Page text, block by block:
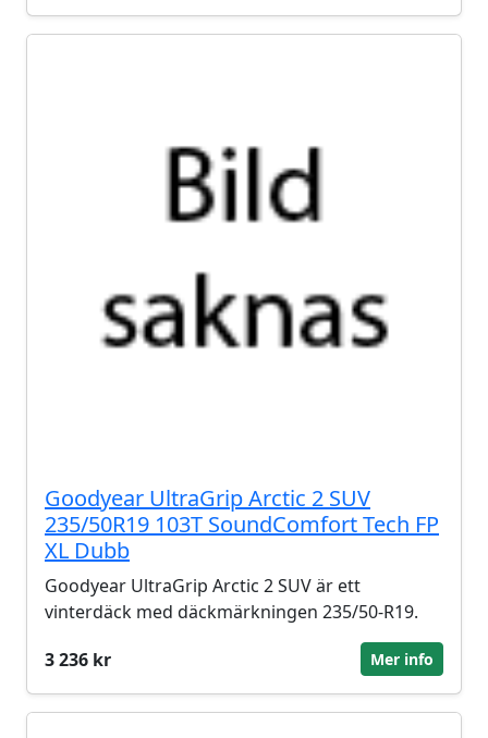
Goodyear UltraGrip Arctic 2 SUV
235/50R19 103T SoundComfort Tech FP
XL Dubb
Goodyear UltraGrip Arctic 2 SUV är ett
vinterdäck med däckmärkningen 235/50-R19.
3 236 kr
Mer info